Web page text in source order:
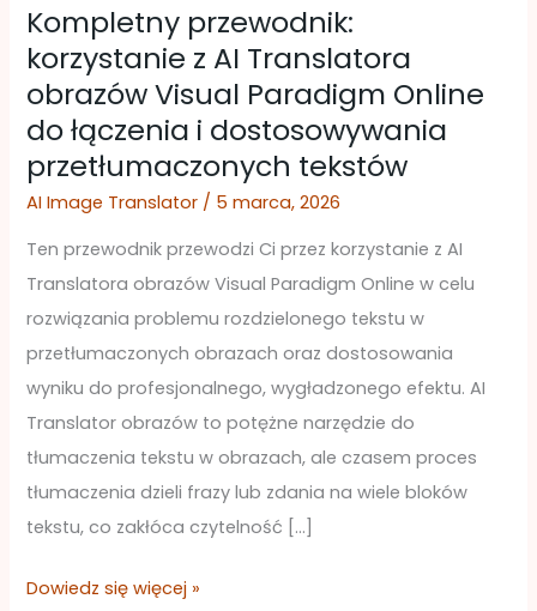
Kompletny przewodnik:
korzystanie z AI Translatora
obrazów Visual Paradigm Online
do łączenia i dostosowywania
przetłumaczonych tekstów
AI Image Translator / 5 marca, 2026
Ten przewodnik przewodzi Ci przez korzystanie z AI
Translatora obrazów Visual Paradigm Online w celu
rozwiązania problemu rozdzielonego tekstu w
przetłumaczonych obrazach oraz dostosowania
wyniku do profesjonalnego, wygładzonego efektu. AI
Translator obrazów to potężne narzędzie do
tłumaczenia tekstu w obrazach, ale czasem proces
tłumaczenia dzieli frazy lub zdania na wiele bloków
tekstu, co zakłóca czytelność […]
Kompletny
przewodnik:
korzystanie
z
AI
Translatora
Visual
Paradigm
Online
do
łączenia
dostosowywania
przetłumaczonych
tekstów
Dowiedz się więcej »